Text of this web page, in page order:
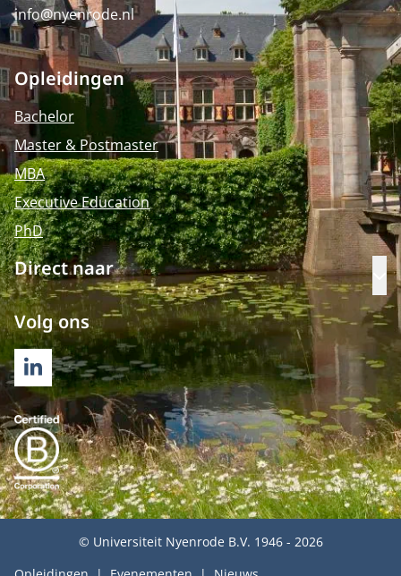
info@nyenrode.nl
Opleidingen
Bachelor
Master & Postmaster
MBA
Executive Education
PhD
Direct naar
Volg ons
LINKEDIN
© Universiteit Nyenrode B.V. 1946 - 2026